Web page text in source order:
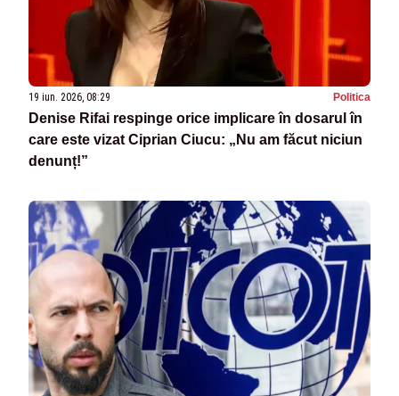
19 iun. 2026, 08:29 Politica
Denise Rifai respinge orice implicare în dosarul în
care este vizat Ciprian Ciucu: „Nu am făcut niciun
denunț!”